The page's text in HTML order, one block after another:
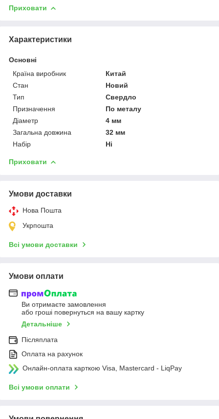
Приховати
Характеристики
Основні
Країна виробник
Китай
Стан
Новий
Тип
Свердло
Призначення
По металу
Діаметр
4 мм
Загальна довжина
32 мм
Набір
Ні
Приховати
Умови доставки
Нова Пошта
Укрпошта
Всі умови доставки
Умови оплати
Ви отримаєте замовлення
або гроші повернуться на вашу картку
Детальніше
Післяплата
Оплата на рахунок
Онлайн-оплата карткою Visa, Mastercard - LiqPay
Всі умови оплати